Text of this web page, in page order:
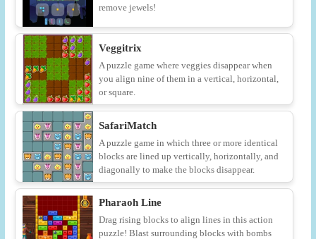
remove jewels!
Veggitrix
A puzzle game where veggies disappear when
you align nine of them in a vertical, horizontal,
or square.
SafariMatch
A puzzle game in which three or more identical
blocks are lined up vertically, horizontally, and
diagonally to make the blocks disappear.
Pharaoh Line
Drag rising blocks to align lines in this action
puzzle! Blast surrounding blocks with bombs